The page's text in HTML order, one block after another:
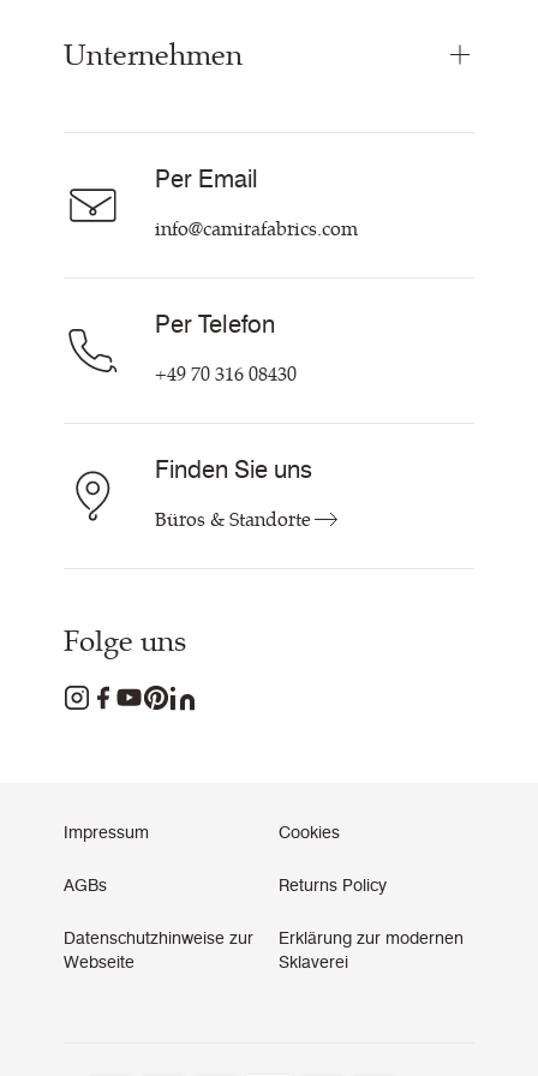
Inspiration
Unsere Richtlinien
Unternehmen
Hilfe & Kontakt
Per Email
info@camirafabrics.com
Per Telefon
+49 70 316 08430
Finden Sie uns
Büros & Standorte
Folge uns
Impressum
AGBs
Datenschutzhinweise zur
Webseite
Cookies
Returns Policy
Erklärung zur modernen
Sklaverei